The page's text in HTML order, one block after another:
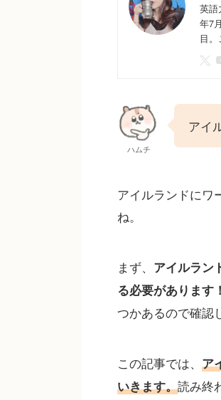
英語
年7
目。
ハムチ
アイ
アイルランドにワ
ね。
まず、 アイルラン
る必要があります！
つかあるので確認
この記事では、 ア
いきます。読み終